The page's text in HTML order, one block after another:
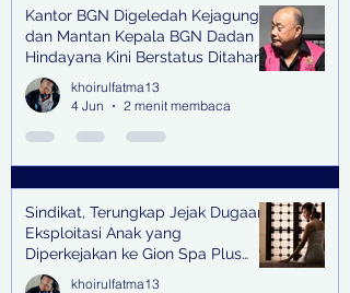
Kantor BGN Digeledah Kejagung
dan Mantan Kepala BGN Dadan
Hindayana Kini Berstatus Ditahan
khoirulfatma13
4 Jun
2 menit membaca
Sindikat, Terungkap Jejak Dugaan
Eksploitasi Anak yang
Diperkejakan ke Gion Spa Plus
and Pub Surabaya,
khoirulfatma13